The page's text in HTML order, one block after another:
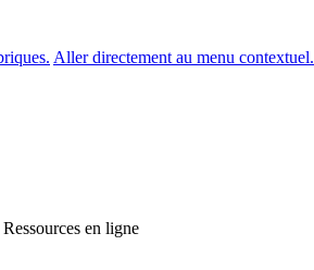
Aller directement au menu contextuel.
Ressources en ligne